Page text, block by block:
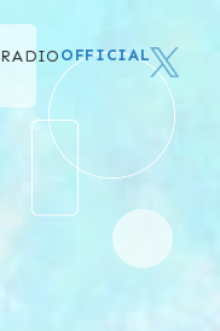
RADIOOFFICIAL